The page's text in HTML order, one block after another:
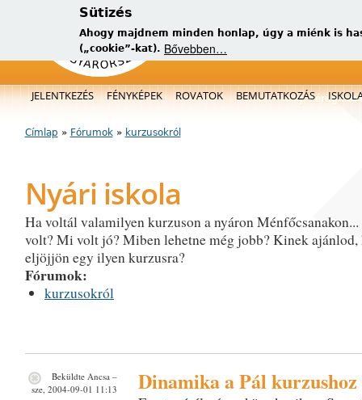
Sütizés
Ahogy majdnem minden honlap, úgy a miénk is
(„cookie”-kat). Bővebben…
új,
Főmenü
JELENTKEZÉS FÉNYKÉPEK ROVATOK BEMUTATKOZÁS
Jelenlegi hely
Címlap » Fórumok» kurzusokról
Nyári iskola
Ha voltál valamilyen kurzuson a nyáron
volt? Mi volt jó? Miben lehetne még jobb? Kinek ajánlod,
eljöjjön egy ilyen kurzusra?
Fórumok:
kurzusokról
Dinamika a Pál kurzushoz
Beküldte Ancsa–
sze, 2004-09-01 11:13